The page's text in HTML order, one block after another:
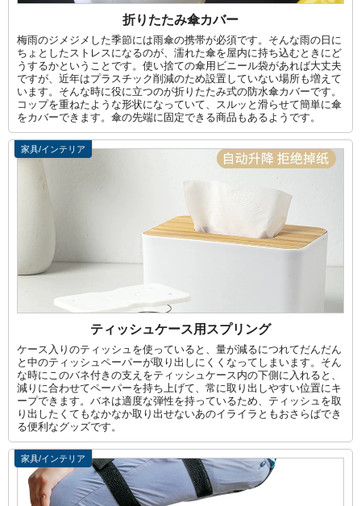
折りたたみ傘カバー
梅雨のジメジメした季節には雨傘の携帯が必須です。そんな雨の日に
ちょとしたストレスになるのが、濡れた傘を屋内に持ち込むときにど
うするかということです。使い捨ての傘用ビニール袋があれば大丈夫
ですが、近年はプラスチック削減のため設置していない場所も増えて
います。そんな時に役に立つのが折りたたみ式の防水傘カバーです。
コップを重ねたような形状になっていて、スルッと滑らせて簡単に傘
をカバーできます。傘の先端に固定できる商品もあるようです。
家具/インテリア
ティッシュケース用スプリング
ケース入りのティッシュを使っていると、量が減るにつれてだんだん
と中のティッシュペーパーが取り出しにくくなってしまいます。そん
な時にこのバネ付きの支えをティッシュケース内の下側に入れると、
減りに合わせてペーパーを持ち上げて、常に取り出しやすい位置にキ
ープできます。バネは適度な弾性を持っているため、ティッシュを取
り出したくてもなかなか取り出せないあのイライラともおさらばでき
る便利なグッズです。
家具/インテリア